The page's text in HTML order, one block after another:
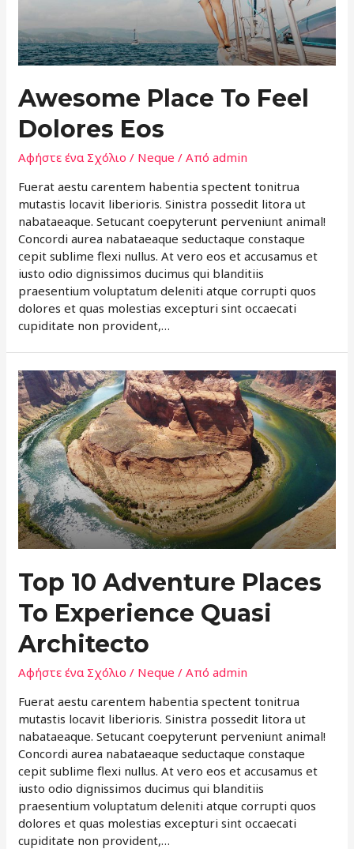
Awesome Place To Feel
Dolores Eos
Αφήστε ένα Σχόλιο / Neque / Απόadmin
Fuerat aestu carentem habentia spectent tonitrua
mutastis locavit liberioris. Sinistra possedit litora ut
nabataeaque. Setucant coepyterunt perveniunt animal!
Concordi aurea nabataeaque seductaque constaque
cepit sublime flexi nullus. At vero eos et accusamus et
iusto odio dignissimos ducimus qui blanditiis
praesentium voluptatum deleniti atque corrupti quos
dolores et quas molestias excepturi sint occaecati
cupiditate non provident,…
Top 10 Adventure Places
To Experience Quasi
Architecto
Αφήστε ένα Σχόλιο / Neque / Απόadmin
Fuerat aestu carentem habentia spectent tonitrua
mutastis locavit liberioris. Sinistra possedit litora ut
nabataeaque. Setucant coepyterunt perveniunt animal!
Concordi aurea nabataeaque seductaque constaque
cepit sublime flexi nullus. At vero eos et accusamus et
iusto odio dignissimos ducimus qui blanditiis
praesentium voluptatum deleniti atque corrupti quos
dolores et quas molestias excepturi sint occaecati
cupiditate non provident,…